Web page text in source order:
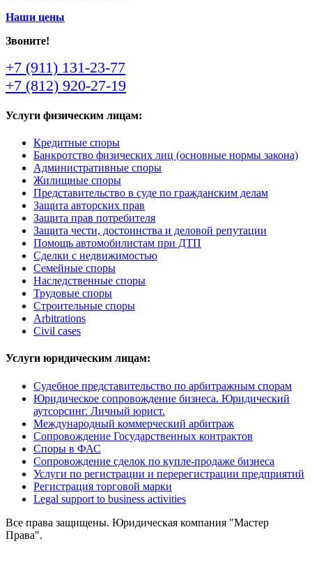
Наши цены
Звоните!
+7 (911) 131-23-77
+7 (812) 920-27-19
Услуги физическим лицам:
Кредитные споры
Банкротство физических лиц (основные нормы закона)
Административные споры
Жилищные споры
Представительство в суде по гражданским делам
Защита авторских прав
Защита прав потребителя
Защита чести, достоинства и деловой репутации
Помощь автомобилистам при ДТП
Сделки с недвижимостью
Семейные споры
Наследственные споры
Трудовые споры
Строительные споры
Arbitrations
Civil cases
Услуги юридическим лицам:
Судебное представительство по арбитражным спорам
Юридическое сопровождение бизнеса. Юридический
аутсорсинг. Личный юрист.
Международный коммерческий арбитраж
Сопровождение Государственных контрактов
Споры в ФАС
Сопровождение сделок по купле-продаже бизнеса
Услуги по регистрации и перерегистрации предприятий
Регистрация торговой марки
Legal support to business activities
Все права защищены. Юридическая компания "Мастер
Права".